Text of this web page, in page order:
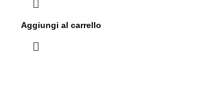
Aggiungi al carrello